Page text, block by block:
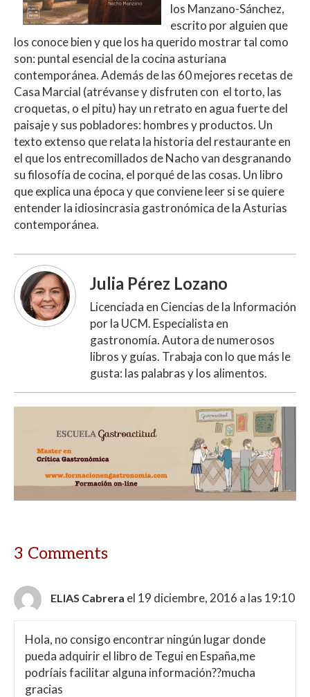
los Manzano-Sánchez,
escrito por alguien que
los conoce bien y que los ha querido mostrar tal como
son: puntal esencial de la cocina asturiana
contemporánea. Además de las 60 mejores recetas de
Casa Marcial (atrévanse y disfruten con el torto, las
croquetas, o el pitu) hay un retrato en agua fuerte del
paisaje y sus pobladores: hombres y productos. Un
texto extenso que relata la historia del restaurante en
el que los entrecomillados de Nacho van desgranando
su filosofía de cocina, el porqué de las cosas. Un libro
que explica una época y que conviene leer si se quiere
entender la idiosincrasia gastronómica de la Asturias
contemporánea.
Julia Pérez Lozano
Licenciada en Ciencias de la Información
por la UCM. Especialista en
gastronomía. Autora de numerosos
libros y guías. Trabaja con lo que más le
gusta: las palabras y los alimentos.
3 Comments
ELIAS Cabrera el 19 diciembre, 2016 a las 19:10
Hola, no consigo encontrar ningún lugar donde
pueda adquirir el libro de Tegui en España,me
podríais facilitar alguna información??mucha
gracias